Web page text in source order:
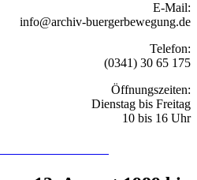
E-Mail:
info@archiv-buergerbewegung.de
Telefon:
(0341) 30 65 175
Öffnungszeiten:
Dienstag bis Freitag
10 bis 16 Uhr